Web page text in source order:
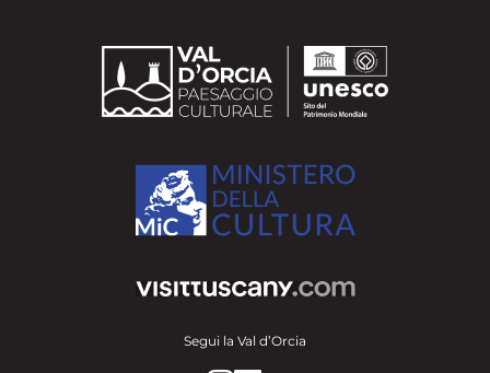
Segui la Val d’Orcia